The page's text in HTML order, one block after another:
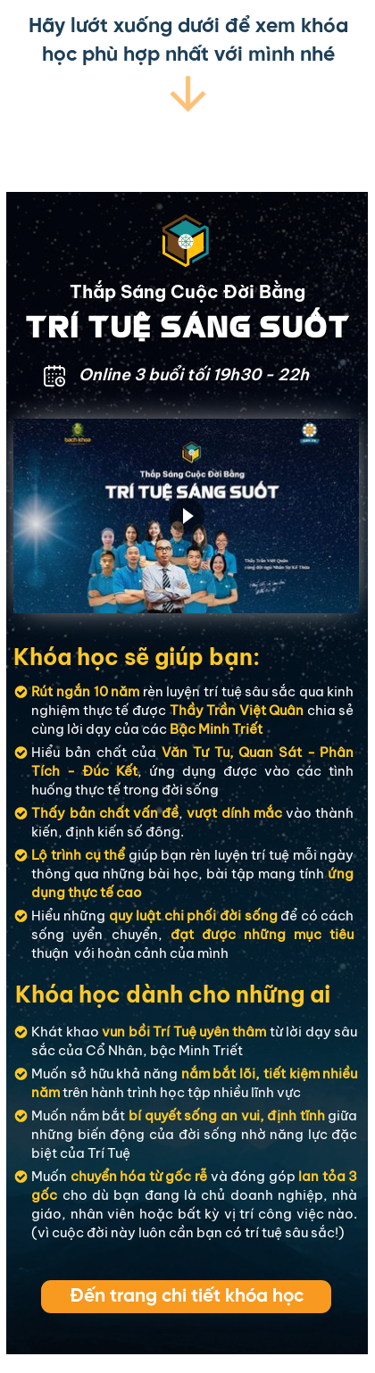
Hãy lướt xuống dưới để xem khóa
học phù hợp nhất với mình nhé
Online 3 buổi tối 19h30 - 22h
Rút ngắn 10 năm rèn luyện trí tuệ sâu sắc qua kinh
nghiệm thực tế được Thầy Trần Việt Quân chia sẻ
cùng lời dạy của cácBậc Minh Triết
Hiểu bản chất củaVăn Tư Tu, Quan Sát - Phân
Tích - Đúc Kết, ứng dụng được vào các tình
huống thực tế trong đời sống
Thấy bản chất vấn đề,vượt dính mắcvào thành
kiến, định kiến số đông.
Lộ trình cụ thểgiúp bạn rèn luyện trí tuệ mỗi ngày
thông qua những bài học, bài tập mang tínhứng
dụng thực tế cao
Hiểu những quy luật chi phối đời sốngđể có cách
sống uyển chuyển, đạt được những mục tiêu
thuận với hoàn cảnh của mình
Khóa học sẽ giúp bạn:
Khát khaovun bồi Trí Tuệ uyên thâm từ lời dạy sâu
sắc của Cổ Nhân, bậc Minh Triết
Muốn sở hữu khả năng nắm bắt lõi, tiết kiệm nhiều
nămtrên hành trình học tập nhiều lĩnh vực
Muốn nắm bắt bí quyết sống an vui, định tĩnhgiữa
những biến động của đời sống nhờ năng lực đặc
biệt của Trí Tuệ
Muốn chuyển hóa từ gốc rễ và đóng góp lan tỏa 3
gốc cho dù bạn đang là chủ doanh nghiệp, nhà
giáo, nhân viên hoặc bất kỳ vị trí công việc nào.
(vì cuộc đời này luôn cần bạn có trí tuệ sâu sắc!)
Khóa học dành cho những ai
Đến trang chi tiết khóa học
TRÍ TUỆ SÁNG SUỐT
Thắp Sáng Cuộc Đời Bằng